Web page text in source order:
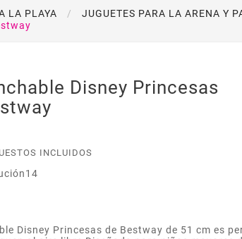
LA PLAYA
JUGUETES PARA LA ARENA Y
Disney Princesas
INCLUIDOS
Disney Princesas de Bestway de 51 cm es